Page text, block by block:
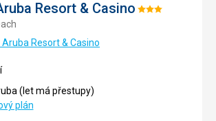
Resort & Casino Hodnocení:
Resort & Casino
(let má přestupy)
plán